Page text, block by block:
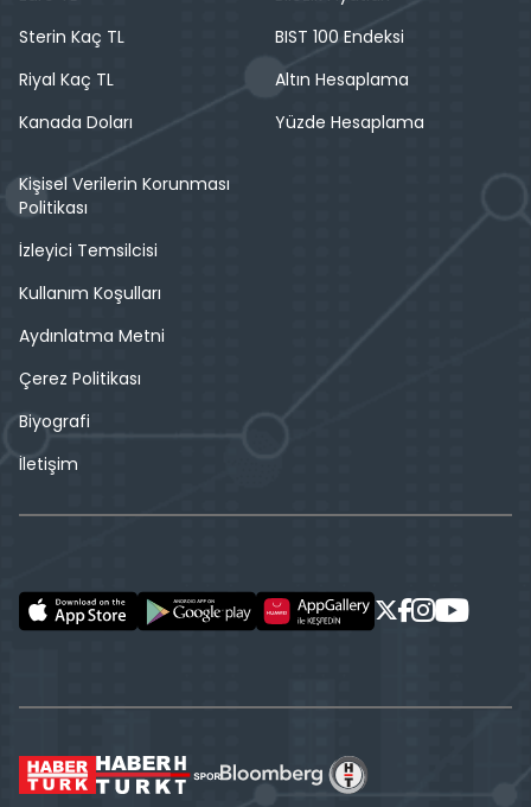
Sterin Kaç TL
Riyal Kaç TL
Kanada Doları
BIST 100 Endeksi
Altın Hesaplama
Yüzde Hesaplama
Kişisel Verilerin Korunması
Politikası
İzleyici Temsilcisi
Kullanım Koşulları
Aydınlatma Metni
Çerez Politikası
Biyografi
İletişim